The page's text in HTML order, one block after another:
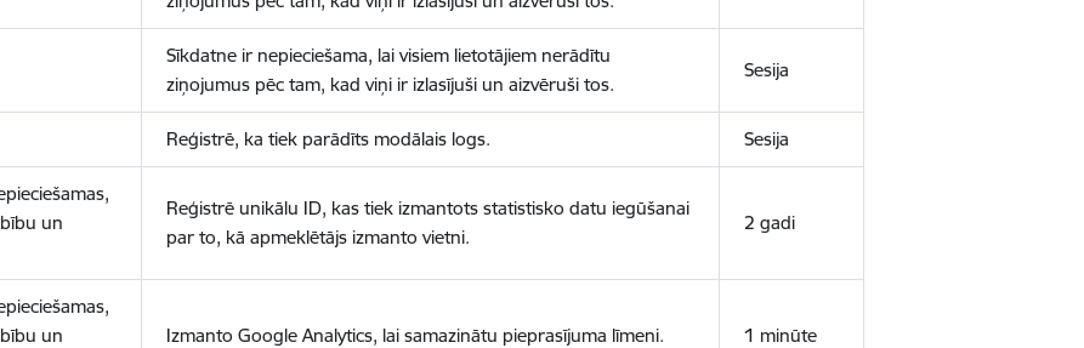
Sīkdatne ir nepieciešama, lai visiem lietotājiem nerādītu
ziņojumus pēc tam, kad viņi ir izlasījuši un aizvēruši tos.
Sesija
Reģistrē, ka tiek parādīts modālais logs. Sesija
un
Reģistrē unikālu ID, kas tiek izmantots statistisko datu iegūšanai
par to, kā apmeklētājs izmanto vietni.
2 gadi
un
Izmanto Google Analytics, lai samazinātu pieprasījuma līmeni. 1 minūte